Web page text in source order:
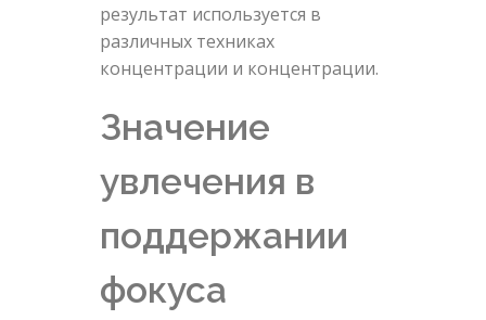
результат используется в
различных техниках
концентрации и концентрации.
Значение
увлечения в
поддержании
фокуса